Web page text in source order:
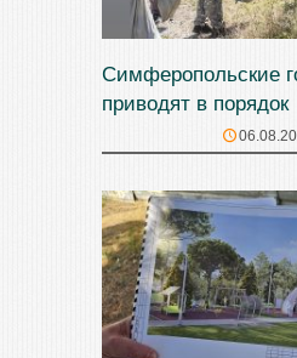
Симферопольские
приводят в порядок